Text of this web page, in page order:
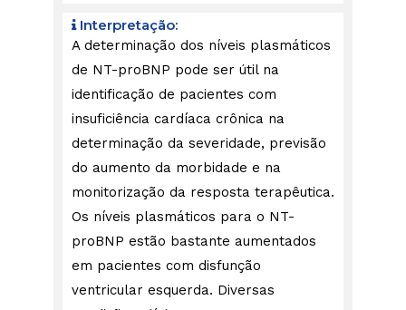
Interpretação:
A determinação dos níveis plasmáticos
de NT-proBNP pode ser útil na
identificação de pacientes com
insuficiência cardíaca crônica na
determinação da severidade, previsão
do aumento da morbidade e na
monitorização da resposta terapêutica.
Os níveis plasmáticos para o NT-
proBNP estão bastante aumentados
em pacientes com disfunção
ventricular esquerda. Diversas